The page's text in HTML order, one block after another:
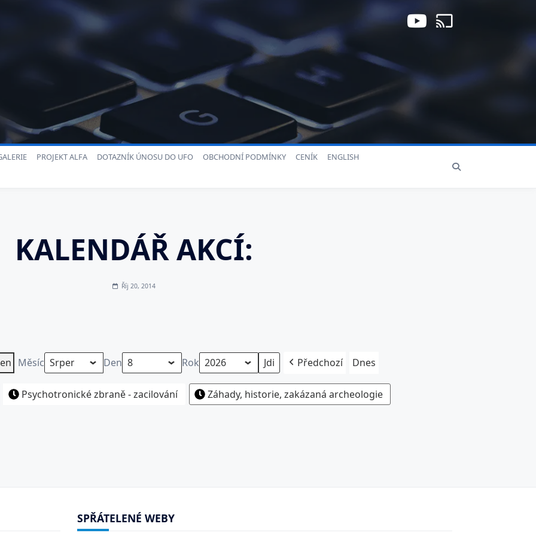
PROJEKT ALFA DOTAZNÍK ÚNOSU DO UFO OBCHODNÍ PODMÍNKY CENÍK
ENGLISH
KALENDÁŘ AKCÍ:
Říj 20, 2014
Měsíc Den Rok Předchozí Dnes
Psychotronické zbraně - zacilování Záhady, historie, zakázaná archeologie
SPŘÁTELENÉ WEBY